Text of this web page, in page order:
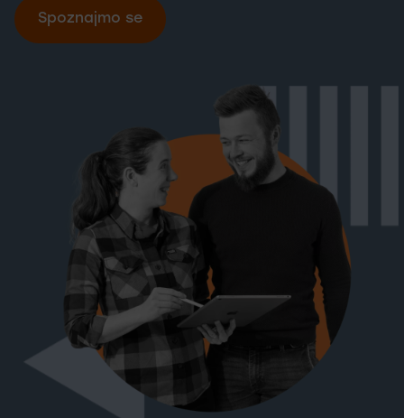
Spoznajmo se